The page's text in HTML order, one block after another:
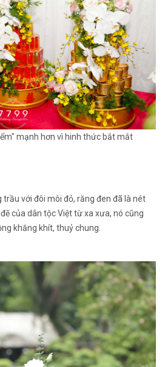
mạnh hơn vì hinh thức bắt mắt
trầu với đôi môi đỏ, răng đen đã là nét
của dân tộc Việt từ xa xưa, nó cũng
khăng khít, thuỷ chung.